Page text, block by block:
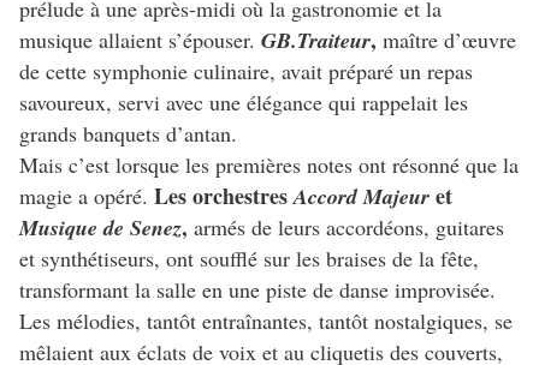
prélude à une après-midi où la gastronomie et la
musique allaient s’épouser. GB.Traiteur, maître d’œuvre
de cette symphonie culinaire, avait préparé un repas
savoureux, servi avec une élégance qui rappelait les
grands banquets d’antan.
Mais c’est lorsque les premières notes ont résonné que la
magie a opéré. Les orchestresAccord Majeur et
Musique de Senez, armés de leurs accordéons, guitares
et synthétiseurs, ont soufflé sur les braises de la fête,
transformant la salle en une piste de danse improvisée.
Les mélodies, tantôt entraînantes, tantôt nostalgiques, se
mêlaient aux éclats de voix et au cliquetis des couverts,